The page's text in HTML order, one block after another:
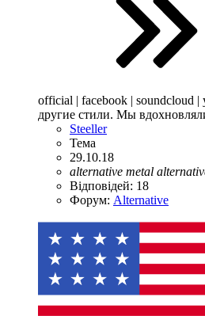
official | facebook | soundcloud
другие стили. Мы
Steeller
Тема
29.10.18
alternative metal
Відповідей: 18
Форум: Alternative